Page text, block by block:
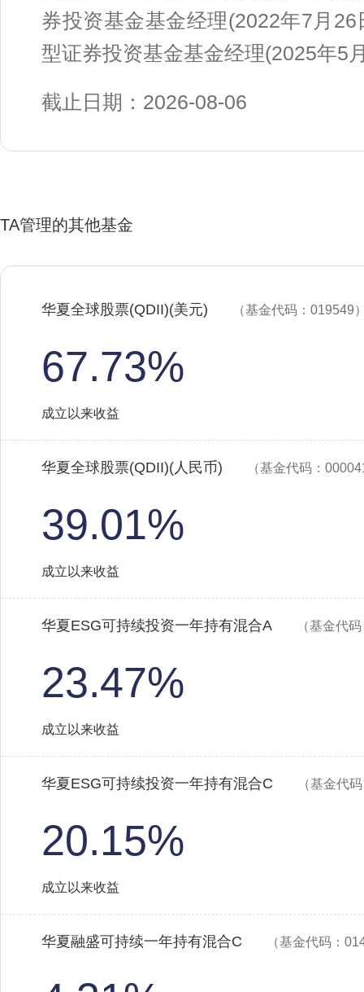
券投资基金基金经理(2022年7月
型证券投资基金基金经理(2025年5
截止日期：2026-08-06
TA管理的其他基金
华夏全球股票(QDII)(美元) （基金代码：019549
67.73%
成立以来收益
华夏全球股票(QDII)(人民币) （基金代码：
39.01%
成立以来收益
华夏ESG可持续投资一年持有混合A （基金代
23.47%
成立以来收益
华夏ESG可持续投资一年持有混合C （基金代
20.15%
成立以来收益
华夏融盛可持续一年持有混合C （基金代码：